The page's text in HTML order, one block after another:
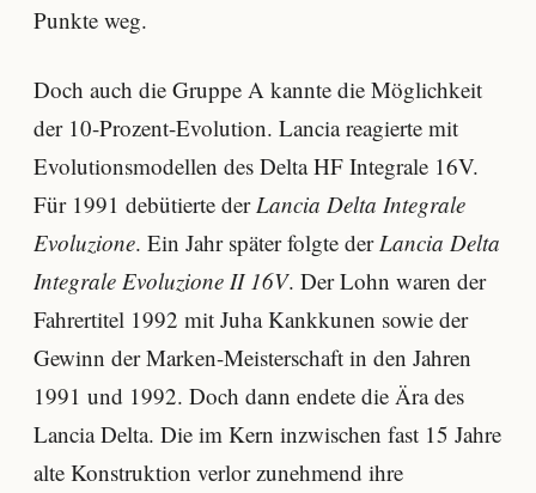
Punkte weg.
Doch auch die Gruppe A kannte die Möglichkeit
der 10-Prozent-Evolution. Lancia reagierte mit
Evolutionsmodellen des Delta HF Integrale 16V.
Für 1991 debütierte der Lancia Delta Integrale
Evoluzione. Ein Jahr später folgte der Lancia Delta
Integrale Evoluzione II 16V. Der Lohn waren der
Fahrertitel 1992 mit Juha Kankkunen sowie der
Gewinn der Marken-Meisterschaft in den Jahren
1991 und 1992. Doch dann endete die Ära des
Lancia Delta. Die im Kern inzwischen fast 15 Jahre
alte Konstruktion verlor zunehmend ihre